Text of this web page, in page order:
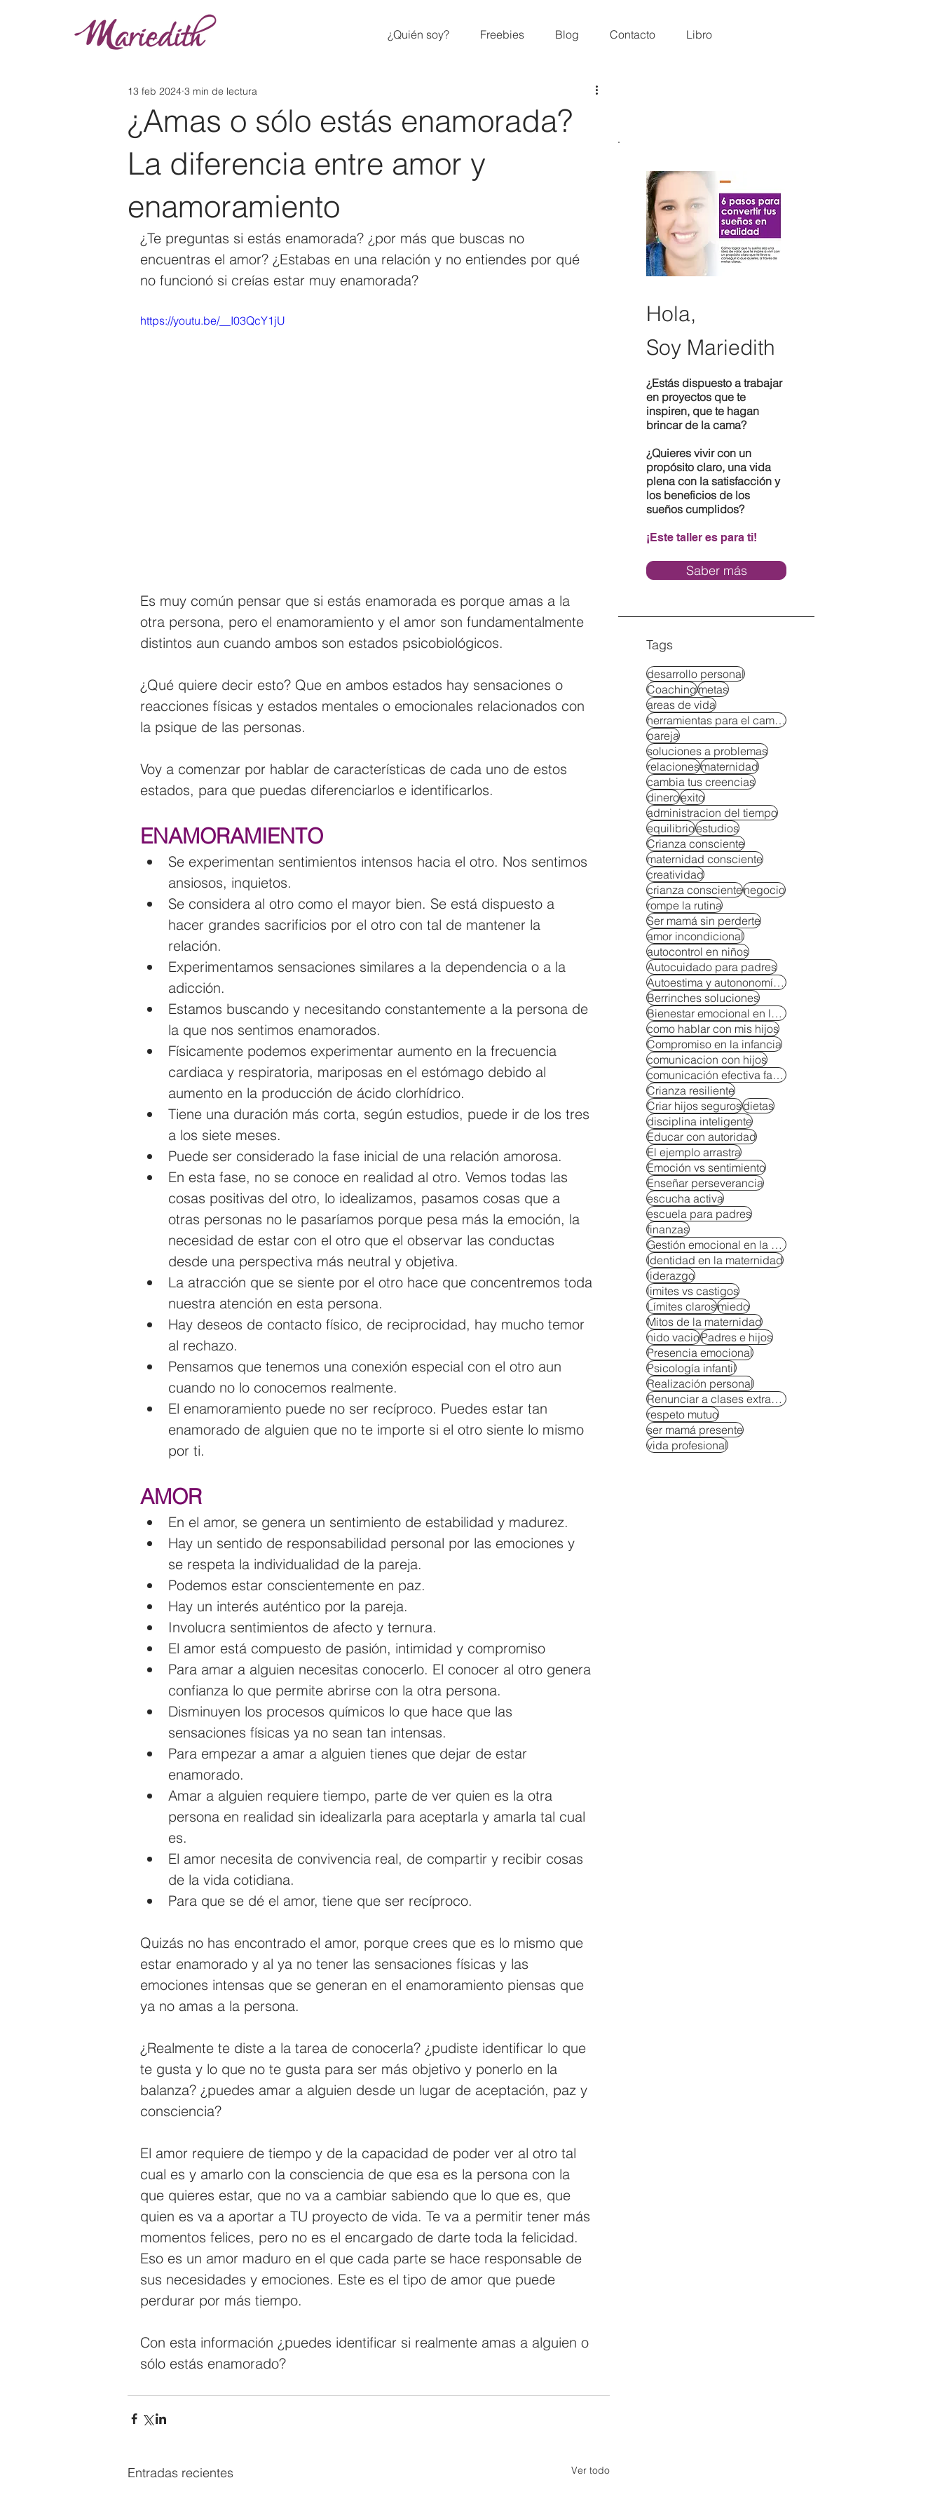
¿Quién soy? Freebies Blog Contacto Libro
¿Amas o sólo estás enamorada?
La diferencia entre amor y
enamoramiento
13 feb 2024 3 min de lectura
¿Te preguntas si estás enamorada? ¿por más que buscas no
encuentras el amor? ¿Estabas en una relación y no entiendes por qué
no funcionó si creías estar muy enamorada?
https://youtu.be/__I03QcY1jU
Es muy común pensar que si estás enamorada es porque amas a la
otra persona, pero el enamoramiento y el amor son fundamentalmente
distintos aun cuando ambos son estados psicobiológicos.
¿Qué quiere decir esto? Que en ambos estados hay sensaciones o
reacciones físicas y estados mentales o emocionales relacionados con
la psique de las personas.
Voy a comenzar por hablar de características de cada uno de estos
estados, para que puedas diferenciarlos e identificarlos.
ENAMORAMIENTO
Se experimentan sentimientos intensos hacia el otro. Nos sentimos
ansiosos, inquietos.
Se considera al otro como el mayor bien. Se está dispuesto a
hacer grandes sacrificios por el otro con tal de mantener la
relación.
Experimentamos sensaciones similares a la dependencia o a la
adicción.
Estamos buscando y necesitando constantemente a la persona de
la que nos sentimos enamorados.
Físicamente podemos experimentar aumento en la frecuencia
cardiaca y respiratoria, mariposas en el estómago debido al
aumento en la producción de ácido clorhídrico.
Tiene una duración más corta, según estudios, puede ir de los tres
a los siete meses.
Puede ser considerado la fase inicial de una relación amorosa.
En esta fase, no se conoce en realidad al otro. Vemos todas las
cosas positivas del otro, lo idealizamos, pasamos cosas que a
otras personas no le pasaríamos porque pesa más la emoción, la
necesidad de estar con el otro que el observar las conductas
desde una perspectiva más neutral y objetiva.
La atracción que se siente por el otro hace que concentremos toda
nuestra atención en esta persona.
Hay deseos de contacto físico, de reciprocidad, hay mucho temor
al rechazo.
Pensamos que tenemos una conexión especial con el otro aun
cuando no lo conocemos realmente.
El enamoramiento puede no ser recíproco. Puedes estar tan
enamorado de alguien que no te importe si el otro siente lo mismo
por ti.
AMOR
En el amor, se genera un sentimiento de estabilidad y madurez.
Hay un sentido de responsabilidad personal por las emociones y
se respeta la individualidad de la pareja.
Podemos estar conscientemente en paz.
Hay un interés auténtico por la pareja.
Involucra sentimientos de afecto y ternura.
El amor está compuesto de pasión, intimidad y compromiso
Para amar a alguien necesitas conocerlo. El conocer al otro genera
confianza lo que permite abrirse con la otra persona.
Disminuyen los procesos químicos lo que hace que las
sensaciones físicas ya no sean tan intensas.
Para empezar a amar a alguien tienes que dejar de estar
enamorado.
Amar a alguien requiere tiempo, parte de ver quien es la otra
persona en realidad sin idealizarla para aceptarla y amarla tal cual
es.
El amor necesita de convivencia real, de compartir y recibir cosas
de la vida cotidiana.
Para que se dé el amor, tiene que ser recíproco.
Quizás no has encontrado el amor, porque crees que es lo mismo que
estar enamorado y al ya no tener las sensaciones físicas y las
emociones intensas que se generan en el enamoramiento piensas que
ya no amas a la persona.
¿Realmente te diste a la tarea de conocerla? ¿pudiste identificar lo que
te gusta y lo que no te gusta para ser más objetivo y ponerlo en la
balanza? ¿puedes amar a alguien desde un lugar de aceptación, paz y
consciencia?
El amor requiere de tiempo y de la capacidad de poder ver al otro tal
cual es y amarlo con la consciencia de que esa es la persona con la
que quieres estar, que no va a cambiar sabiendo que lo que es, que
quien es va a aportar a TU proyecto de vida. Te va a permitir tener más
momentos felices, pero no es el encargado de darte toda la felicidad.
Eso es un amor maduro en el que cada parte se hace responsable de
sus necesidades y emociones. Este es el tipo de amor que puede
perdurar por más tiempo.
Con esta información ¿puedes identificar si realmente amas a alguien o
sólo estás enamorado?
Entradas recientes Ver todo
Hola,
Soy Mariedith
¿Estás dispuesto a trabajar
en proyectos que te
inspiren, que te hagan
brincar de la cama?
¿Quieres vivir con un
propósito claro, una vida
plena con la satisfacción y
los beneficios de los
sueños cumplidos?
¡Este taller es para ti!
Saber más
Tags
desarrollo personal
Coachingmetas
areas de vida
herramientas para el cambio
pareja
soluciones a problemas
relacionesmaternidad
cambia tus creencias
dineroexito
administracion del tiempo
equilibrioestudios
Crianza consciente
maternidad consciente
creatividad
crianza conscientenegocio
rompe la rutina
Ser mamá sin perderte
amor incondicional
autocontrol en niños
Autocuidado para padres
Autoestima y autononomía en niños
Berrinches soluciones
Bienestar emocional en la crianza
como hablar con mis hijos
Compromiso en la infancia
comunicacion con hijos
comunicación efectiva familiar
Crianza resiliente
Criar hijos segurosdietas
disciplina inteligente
Educar con autoridad
El ejemplo arrastra
Emoción vs sentimiento
Enseñar perseverancia
escucha activa
escuela para padres
finanzas
Gestión emocional en la crianza
Identidad en la maternidad
liderazgo
limites vs castigos
Límites clarosmiedo
Mitos de la maternidad
nido vacioPadres e hijos
Presencia emocional
Psicología infantil
Realización personal
Renunciar a clases extracurriculares
respeto mutuo
ser mamá presente
vida profesional